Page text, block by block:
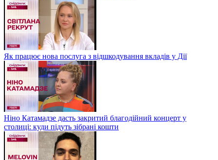
Як працює нова послуга з відшкодування вкладів у Дії
Ніно Катамадзе дасть закритий благодійний концерт у
столиці: куди підуть зібрані кошти